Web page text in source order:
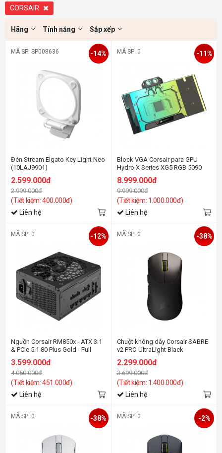
CORSAIR
Hãng Tính năng Sắp xếp
MÃ SP: SP008636
Đèn Stream Elgato Key Light Neo
(10LAJ9901)
2.599.000đ
2.999.000đ
(Tiết kiệm: 400.000đ)
-14%
Liên hệ
MÃ SP: 0
Block VGA Corsair para GPU
Hydro X Series XG5 RGB 5090
8.999.000đ
9.999.000đ
(Tiết kiệm: 1.000.000đ)
-11%
Liên hệ
MÃ SP: 0
Nguồn Corsair RM850x - ATX 3.1
& PCIe 5.1 80 Plus Gold - Full
Modul (CP-9020270-NA)
3.599.000đ
4.050.000đ
(Tiết kiệm: 451.000đ)
-12%
Liên hệ
MÃ SP: 0
Chuột không dây Corsair SABRE
v2 PRO UltraLight Black
2.299.000đ
3.699.000đ
(Tiết kiệm: 1.400.000đ)
-38%
Liên hệ
MÃ SP: 0 -38% MÃ SP: 0 -2%